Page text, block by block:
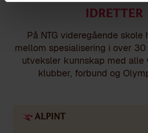
IDRETTER
På NTG videregående
mellom spesialisering i over
utveksler kunnskap med alle
klubber, forbund og
ALPINT